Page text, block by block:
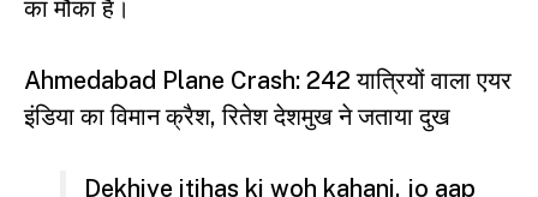
का मौका है।
Ahmedabad Plane Crash: 242 यात्रियों वाला एयर
इंडिया का विमान क्रैश, रितेश देशमुख ने जताया दुख
Dekhiye itihas ki woh kahani, jo aap